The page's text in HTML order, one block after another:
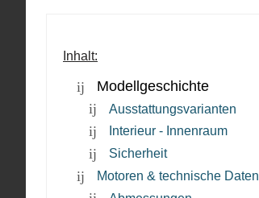
Inhalt:
Modellgeschichte
Ausstattungsvarianten
Interieur - Innenraum
Sicherheit
Motoren & technische Daten